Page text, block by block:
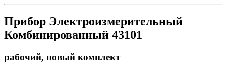
Прибор Электроизмерительный
Комбинированный 43101
рабочий, новый комплект